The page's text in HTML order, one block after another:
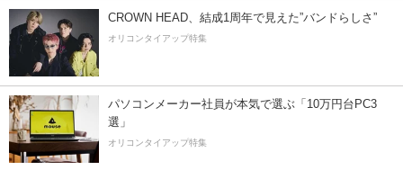
CROWN HEAD、結成1周年で見えた”バンドらしさ”
オリコンタイアップ特集
パソコンメーカー社員が本気で選ぶ「10万円台PC3
選」
オリコンタイアップ特集